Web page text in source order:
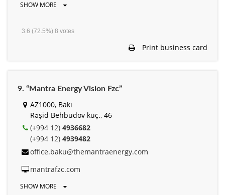
SHOW MORE
3.6 (72.5%) 8 votes
Print business card
9. “Mantra Energy Vision Fzc”
AZ1000, Bakı
Rəşid Behbudov küç., 46
(+994 12) 4936682
(+994 12) 4939482
office.baku@themantraenergy.com
mantrafzc.com
SHOW MORE